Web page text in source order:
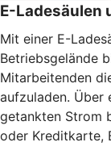
E-Ladesäulen
Mit einer E-
Betriebsgelände
Mitarbeitenden
aufzuladen. Über
getankten Strom
oder Kreditkarte,